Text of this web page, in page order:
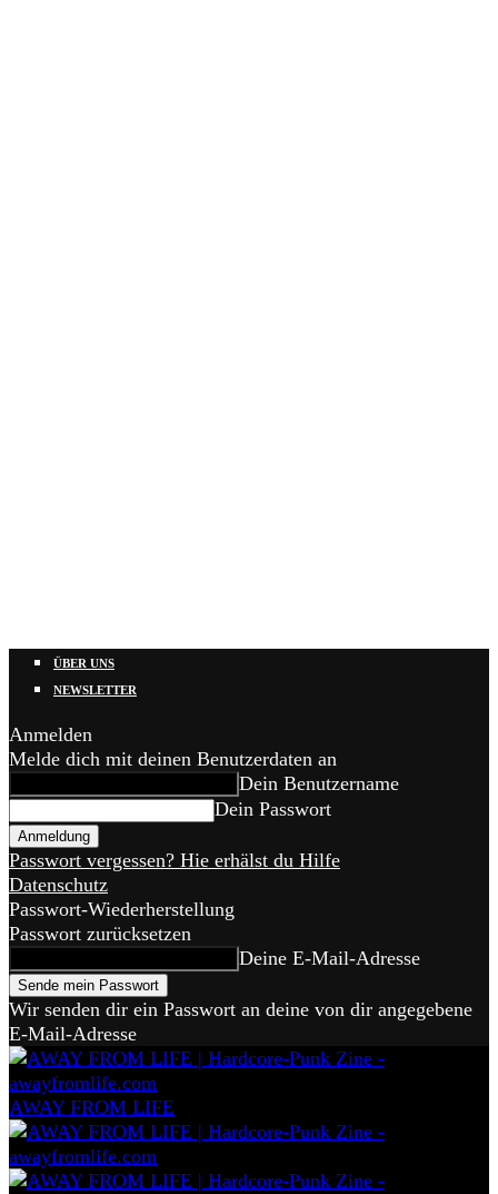
ÜBER UNS
NEWSLETTER
Anmelden
Melde dich mit deinen Benutzerdaten an
Dein Benutzername
Dein Passwort
Passwort vergessen? Hie erhälst du Hilfe
Datenschutz
Passwort-Wiederherstellung
Passwort zurücksetzen
Deine E-Mail-Adresse
Wir senden dir ein Passwort an deine von dir angegebene
E-Mail-Adresse
AWAY FROM LIFE